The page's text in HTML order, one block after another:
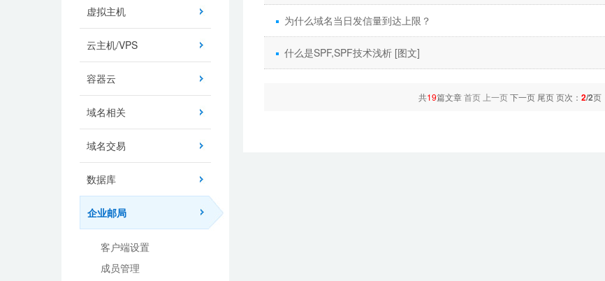
虚拟主机
云主机/VPS
容器云
域名相关
域名交易
数据库
企业邮局
客户端设置
成员管理
为什么域名当日发信量到达上限？
什么是SPF,SPF技术浅析 [图文]
共19篇文章首页 上一页下一页 尾页 页次： 2/2页